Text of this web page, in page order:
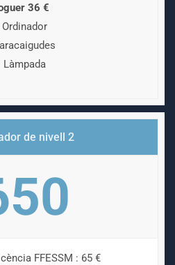
36 €
Làmpada
de nivell 2
FFESSM : 65 €